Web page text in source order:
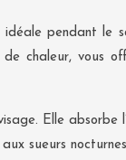
pendant le
chaleur, vous
Elle absorbe
sueurs